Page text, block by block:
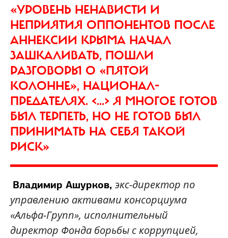
«УРОВЕНЬ НЕНАВИСТИ И
НЕПРИЯТИЯ ОППОНЕНТОВ ПОСЛЕ
АННЕКСИИ КРЫМА НАЧАЛ
ЗАШКАЛИВАТЬ, ПОШЛИ
РАЗГОВОРЫ О «ПЯТОЙ
КОЛОННЕ», НАЦИОНАЛ-
ПРЕДАТЕЛЯХ. <...> Я МНОГОЕ ГОТОВ
БЫЛ ТЕРПЕТЬ, НО НЕ ГОТОВ БЫЛ
ПРИНИМАТЬ НА СЕБЯ ТАКОЙ
РИСК»
Владимир Ашурков, экс-директор по
управлению активами консорциума
«Альфа-Групп», исполнительный
директор Фонда борьбы с коррупцией,